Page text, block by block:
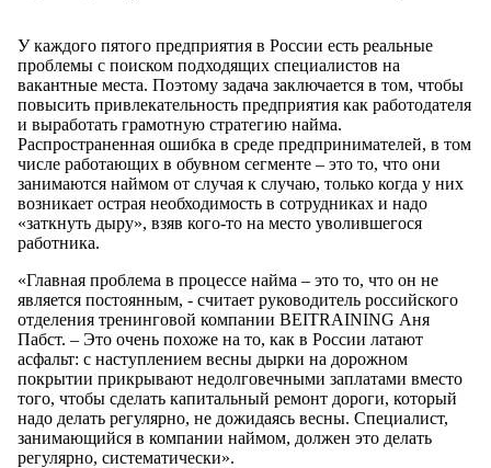
У каждого пятого предприятия в России есть реальные
проблемы с поиском подходящих специалистов на
вакантные места. Поэтому задача заключается в том, чтобы
повысить привлекательность предприятия как работодателя
и выработать грамотную стратегию найма.
Распространенная ошибка в среде предпринимателей, в том
числе работающих в обувном сегменте – это то, что они
занимаются наймом от случая к случаю, только когда у них
возникает острая необходимость в сотрудниках и надо
«заткнуть дыру», взяв кого-то на место уволившегося
работника.
«Главная проблема в процессе найма – это то, что он не
является постоянным, - считает руководитель российского
отделения тренинговой компании BEITRAINING Аня
Пабст. – Это очень похоже на то, как в России латают
асфальт: с наступлением весны дырки на дорожном
покрытии прикрывают недолговечными заплатами вместо
того, чтобы сделать капитальный ремонт дороги, который
надо делать регулярно, не дожидаясь весны. Специалист,
занимающийся в компании наймом, должен это делать
регулярно, систематически».